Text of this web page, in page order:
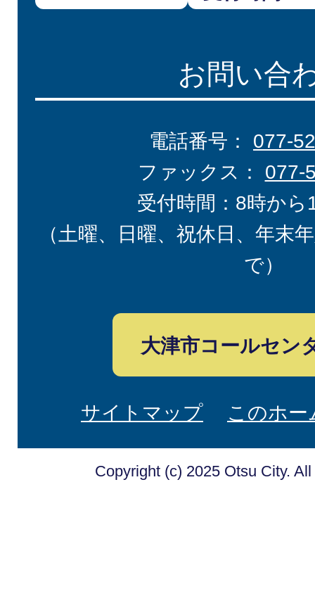
お問い合
電話番号： 077-
ファックス： 077-
受付時間：8時から
（土曜、日曜、祝休日、年末
で）
大津市コールセン
サイトマップ このホ
Copyright (c) 2025 Otsu City.